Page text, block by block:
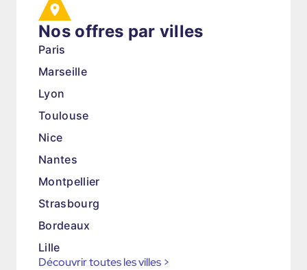
Nos offres par villes
Paris
Marseille
Lyon
Toulouse
Nice
Nantes
Montpellier
Strasbourg
Bordeaux
Lille
Découvrir toutes les villes >